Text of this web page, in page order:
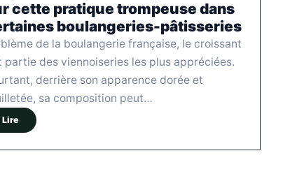
cette pratique trompeuse dans
boulangeries-pâtisseries
de la boulangerie française, le croissant
partie des viennoiseries les plus appréciées.
derrière son apparence dorée et
sa composition peut…
Lire